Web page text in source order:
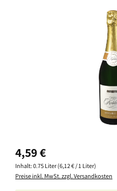
Bildergalerie überspringen
Regulärer Preis:
4,59 €
Inhalt:0.75 Liter(6,12 € / 1 Liter)
Preise inkl. MwSt. zzgl. Versandkosten